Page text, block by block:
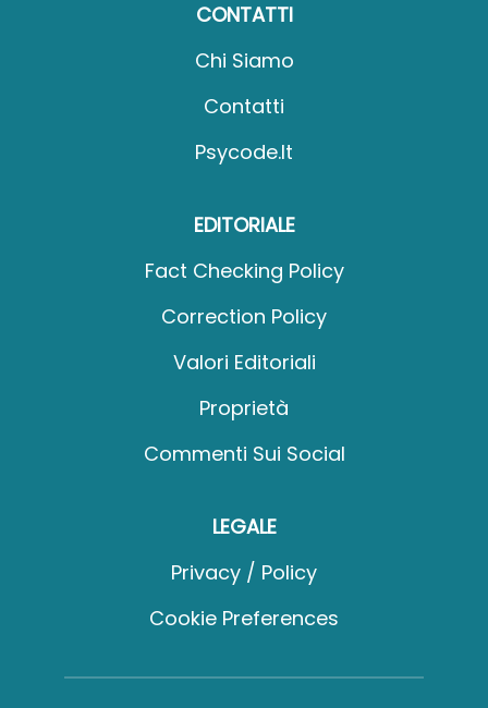
CONTATTI
Chi Siamo
Contatti
Psycode.it
EDITORIALE
Fact Checking Policy
Correction Policy
Valori Editoriali
Proprietà
Commenti Sui Social
LEGALE
Privacy / Policy
Cookie Preferences